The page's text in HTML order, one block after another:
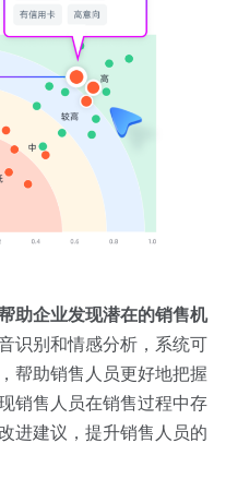
助企业发现潜在的销售机
识别和情感分析，系统可
帮助销售人员更好地把握
销售人员在销售过程中存
进建议，提升销售人员的